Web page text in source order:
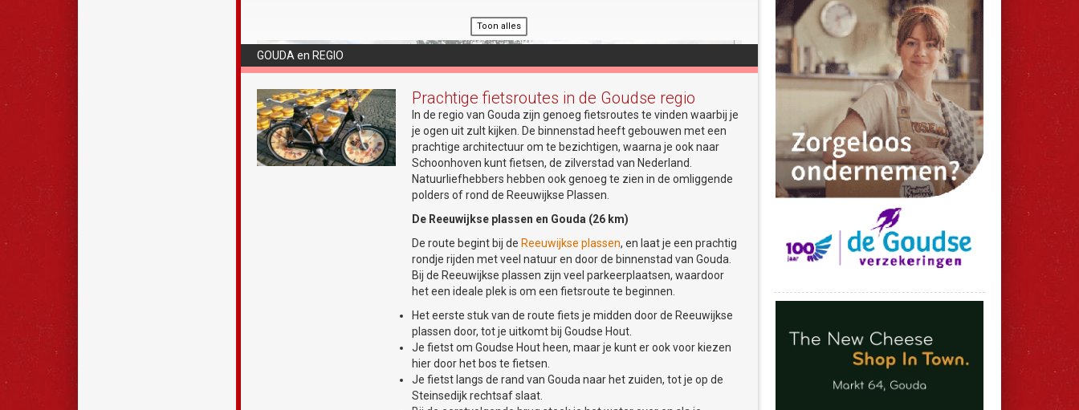
Kom onder begeleiding van ervaren en enthousiaste clubleden kennis maken met de
Reeuwijkse plassen en de kanosport. In de maanden juni, juli en augustus bent u vanaf 18.30 uur
van harte welkom voor een gratis inloopavond op de eerste dinsdag en derde donderdag van de
Toon alles
GOUDA en REGIO
Prachtige fietsroutes in de Goudse regio
In de regio van Gouda zijn genoeg fietsroutes te vinden waarbij je
je ogen uit zult kijken. De binnenstad heeft gebouwen met een
prachtige architectuur om te bezichtigen, waarna je ook naar
Schoonhoven kunt fietsen, de zilverstad van Nederland.
Natuurliefhebbers hebben ook genoeg te zien in de omliggende
polders of rond de Reeuwijkse Plassen.
De Reeuwijkse plassen en Gouda (26 km)
De route begint bij de Reeuwijkse plassen, en laat je een prachtig
rondje rijden met veel natuur en door de binnenstad van Gouda.
Bij de Reeuwijkse plassen zijn veel parkeerplaatsen, waardoor
het een ideale plek is om een fietsroute te beginnen.
Het eerste stuk van de route fiets je midden door de Reeuwijkse
plassen door, tot je uitkomt bij Goudse Hout.
Je fietst om Goudse Hout heen, maar je kunt er ook voor kiezen
hier door het bos te fietsen.
Je fietst langs de rand van Gouda naar het zuiden, tot je op de
Steinsedijk rechtsaf slaat.